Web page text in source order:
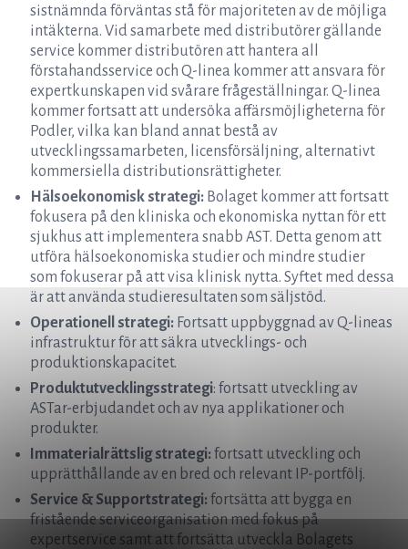
sistnämnda förväntas stå för majoriteten av de möjliga
intäkterna. Vid samarbete med distributörer gällande
service kommer distributören att hantera all
förstahandsservice och Q-linea kommer att ansvara för
expertkunskapen vid svårare frågeställningar. Q-linea
kommer fortsatt att undersöka affärsmöjligheterna för
Podler, vilka kan bland annat bestå av
utvecklingssamarbeten, licensförsäljning, alternativt
kommersiella distributionsrättigheter.
Hälsoekonomisk strategi: Bolaget kommer att fortsatt
fokusera på den kliniska och ekonomiska nyttan för ett
sjukhus att implementera snabb AST. Detta genom att
utföra hälsoekonomiska studier och mindre studier
som fokuserar på att visa klinisk nytta. Syftet med dessa
är att använda studieresultaten som säljstöd.
Operationell strategi: Fortsatt uppbyggnad av Q-lineas
infrastruktur för att säkra utvecklings- och
produktionskapacitet.
Produktutvecklingsstrategi: fortsatt utveckling av
ASTar-erbjudandet och av nya applikationer och
produkter.
Immaterialrättslig strategi:fortsatt utveckling och
upprätthållande av en bred och relevant IP-portfölj.
Service & Supportstrategi: fortsätta att bygga en
fristående serviceorganisation med fokus på
expertservice samt att fortsätta utveckla Bolagets